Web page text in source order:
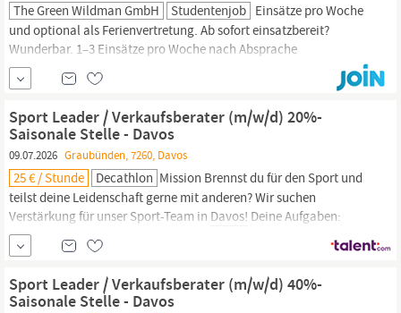
The Green Wildman GmbH Studentenjob Einsätze pro Woche
und optional als Ferienvertretung. Ab sofort einsatzbereit?
Wunderbar. 1–3 Einsätze pro Woche nach Absprache
Ferienablösung möglich – wenn du magst und kannst Zentral an
der Promenade - quasi auf dem Schiabach Ideal für
Rückkehrer:innen & Saison-Erfahrene Aufgaben
Du bist Teil unseres kleinen,
Sport Leader / Verkaufsberater (m/w/d) 20%-
Saisonale Stelle - Davos
09.07.2026 Graubünden, 7260, Davos
25 € / Stunde Decathlon Mission Brennst du für den Sport und
teilst deine Leidenschaft gerne mit anderen? Wir suchen
Verstärkung für unser Sport-Team in Davos! Deine Aufgaben:
Mittendrin statt nur dabei Fachberatung Sport: Du bist die
Ansprechperson für unsere sportbegeisterte Kundschaft. Du
berätst kompetent, freundlich und auf Augenhöhe – egal für
welche Sportart.
Sport Leader / Verkaufsberater (m/w/d) 40%-
Saisonale Stelle - Davos